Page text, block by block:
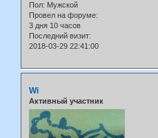
Пол: Мужской
Провел на форуме:
3 дня 10 часов
Последний визит:
2018-03-29 22:41:00
Wi
Активный участник